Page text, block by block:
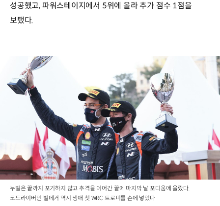
성공했고, 파워스테이지에서 5위에 올라 추가 점수 1점을
보탰다.
누빌은 끝까지 포기하지 않고 추격을 이어간 끝에 마지막 날 포디움에 올랐다.
코드라이버인 빌데거 역시 생애 첫 WRC 트로피를 손에 넣었다